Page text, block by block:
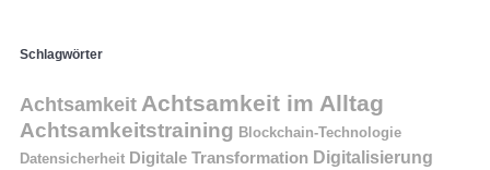
Schlagwörter
Achtsamkeit Achtsamkeit im Alltag
Achtsamkeitstraining Blockchain-Technologie
Datensicherheit Digitale Transformation Digitalisierung